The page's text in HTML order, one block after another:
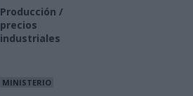
Producción /
precios
industriales
MINISTERIO